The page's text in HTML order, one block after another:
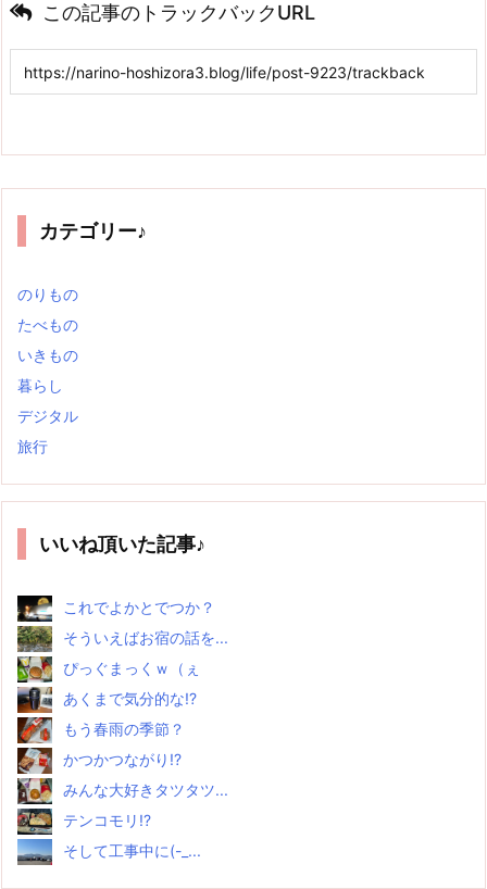
この記事のトラックバックURL
カテゴリー♪
のりもの
たべもの
いきもの
暮らし
デジタル
旅行
いいね頂いた記事♪
これでよかとでつか？
そういえばお宿の話を...
ぴっぐまっくｗ（ぇ
あくまで気分的な!?
もう春雨の季節？
かつかつながり!?
みんな大好きタツタツ...
テンコモリ!?
そして工事中に(-_...